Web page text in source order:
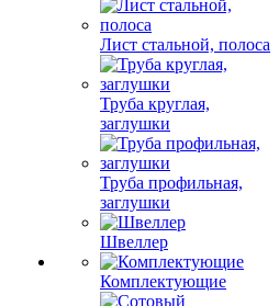
Лист стальной, полоса
Труба круглая,
заглушки
Труба профильная,
заглушки
Швеллер
Комплектующие